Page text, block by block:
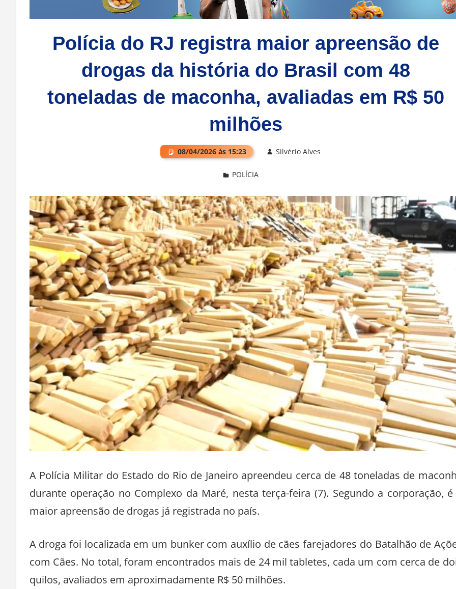
Polícia do RJ registra maior apreensão de
drogas da história do Brasil com 48
toneladas de maconha, avaliadas em R$ 50
milhões
08/04/2026 às 15:23
A Polícia Militar do Estado do Rio de Janeiro apreendeu cerca de 48 toneladas de
durante operação no Complexo da Maré, nesta terça-feira (7). Segundo a corporação, é
maior apreensão de drogas já registrada no país.
A droga foi localizada em um bunker com auxílio de cães farejadores do Batalhão de
com Cães. No total, foram encontrados mais de 24 mil tabletes, cada um com cerca de
quilos, avaliados em aproximadamente R$ 50 milhões.